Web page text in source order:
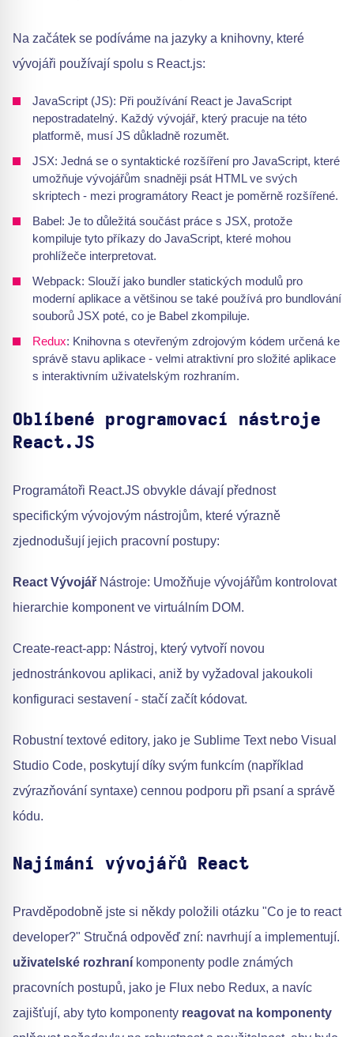
Na začátek se podíváme na jazyky a knihovny, které
vývojáři používají spolu s React.js:
JavaScript (JS): Při používání React je JavaScript
nepostradatelný. Každý vývojář, který pracuje na této
platformě, musí JS důkladně rozumět.
JSX: Jedná se o syntaktické rozšíření pro JavaScript, které
umožňuje vývojářům snadněji psát HTML ve svých
skriptech - mezi programátory React je poměrně rozšířené.
Babel: Je to důležitá součást práce s JSX, protože
kompiluje tyto příkazy do JavaScript, které mohou
prohlížeče interpretovat.
Webpack: Slouží jako bundler statických modulů pro
moderní aplikace a většinou se také používá pro bundlování
souborů JSX poté, co je Babel zkompiluje.
Redux: Knihovna s otevřeným zdrojovým kódem určená ke
správě stavu aplikace - velmi atraktivní pro složité aplikace
s interaktivním uživatelským rozhraním.
Oblíbené programovací nástroje
React.JS
Programátoři React.JS obvykle dávají přednost
specifickým vývojovým nástrojům, které výrazně
zjednodušují jejich pracovní postupy:
React Vývojář Nástroje: Umožňuje vývojářům kontrolovat
hierarchie komponent ve virtuálním DOM.
Create-react-app: Nástroj, který vytvoří novou
jednostránkovou aplikaci, aniž by vyžadoval jakoukoli
konfiguraci sestavení - stačí začít kódovat.
Robustní textové editory, jako je Sublime Text nebo Visual
Studio Code, poskytují díky svým funkcím (například
zvýrazňování syntaxe) cennou podporu při psaní a správě
kódu.
Najímání vývojářů React
Pravděpodobně jste si někdy položili otázku "Co je to react
developer?" Stručná odpověď zní: navrhují a implementují.
uživatelské rozhraní komponenty podle známých
pracovních postupů, jako je Flux nebo Redux, a navíc
zajišťují, aby tyto komponenty reagovat na komponenty